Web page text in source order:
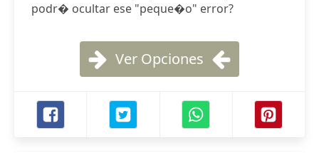
podr� ocultar ese "peque�o" error?
Ver Opciones